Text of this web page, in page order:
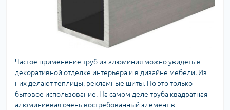
Частое применение труб из алюминия можно увидеть в
декоративной отделке интерьера и в дизайне мебели. Из
них делают теплицы, рекламные щиты. Но это только
бытовое использование. На самом деле труба квадратная
алюминиевая очень востребованный элемент в